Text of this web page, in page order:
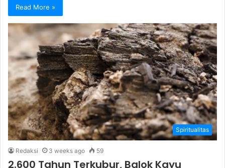
Read More »
Spiritualitas
Redaksi 3 weeks ago 59
2.600 Tahun Terkubur, Balok Kayu